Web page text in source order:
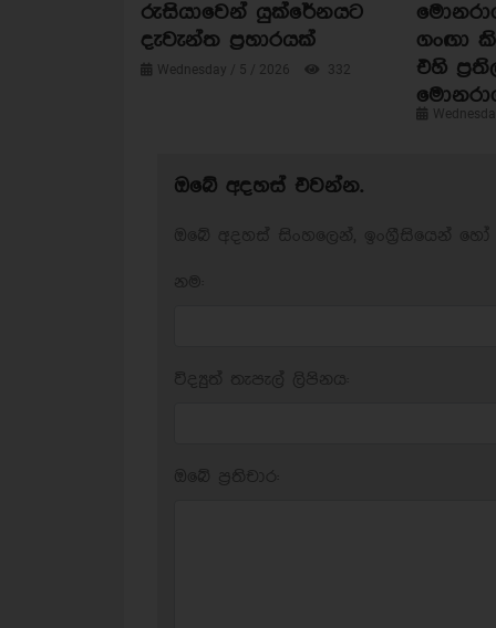
රුසියාවෙන් යුක්රේනයට
දැවැන්ත ප්‍රහාරයක්
Wednesday / 5 / 2026 332
ගංඟා
එහි
ඔබේ අදහස් එවන්න.